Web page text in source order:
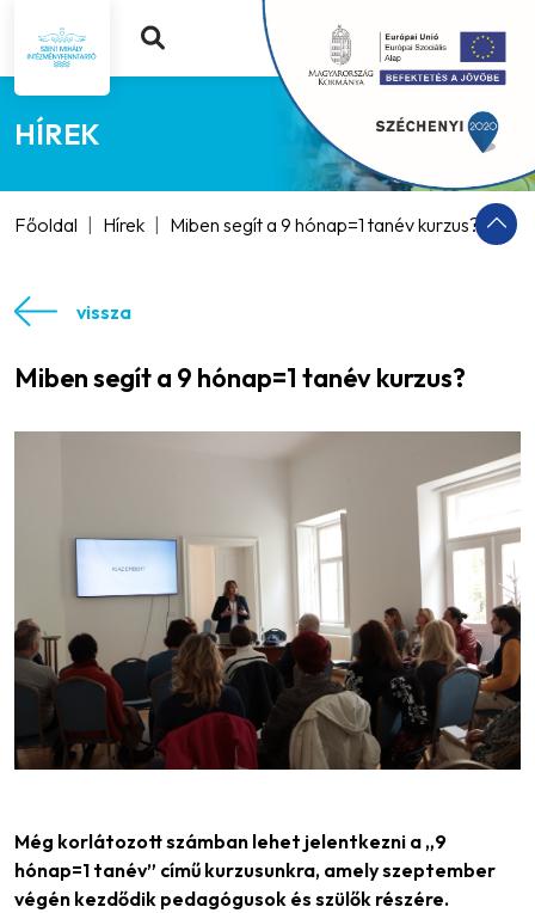
HÍREK
Főoldal Hírek Miben segít a 9 hónap=1 tanév kurzus?
vissza
Miben segít a 9 hónap=1 tanév kurzus?
Még korlátozott számban lehet jelentkezni a „9
hónap=1 tanév” című kurzusunkra, amely szeptember
végén kezdődik pedagógusok és szülők részére.